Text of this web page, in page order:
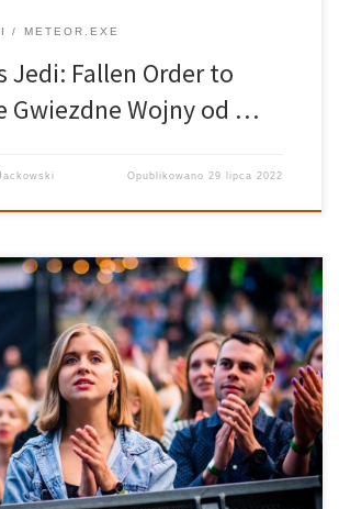
METEOR.EXE
Jedi: Fallen Order to
Gwiezdne Wojny od …
Opublikowano29 lipca 2022
Letnie Brzmienia i kolejna topowa gwiazda
przed poznańską publicznością. 15 lipca
Browaru swoje dzieła zaprezentowała
zielona przestrzeń obudziła w
Zew? Cykl Letnie Brzmienia to […]